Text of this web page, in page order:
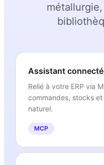
Assistant connecté
Relié à votre ERP via
commandes, stocks
naturel.
MCP